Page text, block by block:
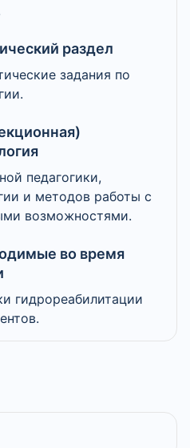
раздел
задания по
педагогики,
и методов работы с
возможностями.
во время
гидрореабилитации